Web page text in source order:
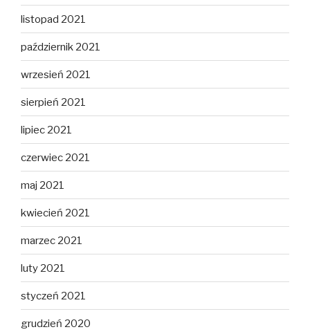
listopad 2021
październik 2021
wrzesień 2021
sierpień 2021
lipiec 2021
czerwiec 2021
maj 2021
kwiecień 2021
marzec 2021
luty 2021
styczeń 2021
grudzień 2020